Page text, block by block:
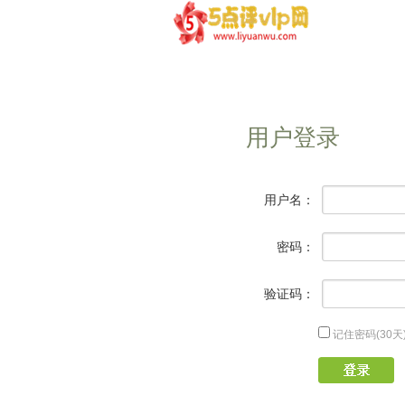
用户登录
用户名：
密码：
验证码：
记住密码(30天)